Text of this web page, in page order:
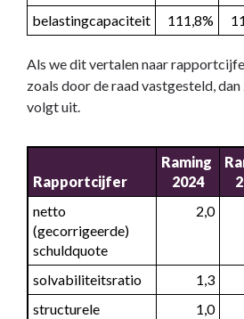
belastingcapaciteit
111,8%
Als we dit vertalen naar
zoals door de raad vastgesteld,
volgt uit.
Rapportcijfer
Raming
2024
netto
(gecorrigeerde)
schuldquote
2,0
solvabiliteitsratio 1,3
structurele
1,0